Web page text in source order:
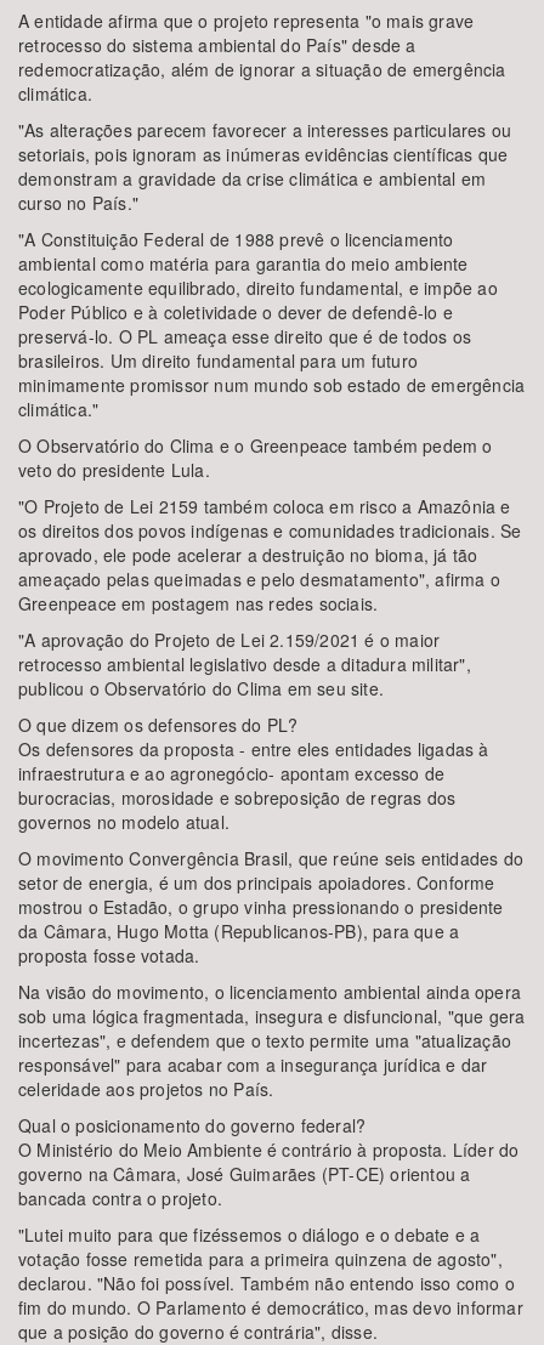
A entidade afirma que o projeto representa "o mais grave
retrocesso do sistema ambiental do País" desde a
redemocratização, além de ignorar a situação de emergência
climática.
"As alterações parecem favorecer a interesses particulares ou
setoriais, pois ignoram as inúmeras evidências científicas que
demonstram a gravidade da crise climática e ambiental em
curso no País."
"A Constituição Federal de 1988 prevê o licenciamento
ambiental como matéria para garantia do meio ambiente
ecologicamente equilibrado, direito fundamental, e impõe ao
Poder Público e à coletividade o dever de defendê-lo e
preservá-lo. O PL ameaça esse direito que é de todos os
brasileiros. Um direito fundamental para um futuro
minimamente promissor num mundo sob estado de emergência
climática."
O Observatório do Clima e o Greenpeace também pedem o
veto do presidente Lula.
"O Projeto de Lei 2159 também coloca em risco a Amazônia e
os direitos dos povos indígenas e comunidades tradicionais. Se
aprovado, ele pode acelerar a destruição no bioma, já tão
ameaçado pelas queimadas e pelo desmatamento", afirma o
Greenpeace em postagem nas redes sociais.
"A aprovação do Projeto de Lei 2.159/2021 é o maior
retrocesso ambiental legislativo desde a ditadura militar",
publicou o Observatório do Clima em seu site.
O que dizem os defensores do PL?
Os defensores da proposta - entre eles entidades ligadas à
infraestrutura e ao agronegócio- apontam excesso de
burocracias, morosidade e sobreposição de regras dos
governos no modelo atual.
O movimento Convergência Brasil, que reúne seis entidades do
setor de energia, é um dos principais apoiadores. Conforme
mostrou o Estadão, o grupo vinha pressionando o presidente
da Câmara, Hugo Motta (Republicanos-PB), para que a
proposta fosse votada.
Na visão do movimento, o licenciamento ambiental ainda opera
sob uma lógica fragmentada, insegura e disfuncional, "que gera
incertezas", e defendem que o texto permite uma "atualização
responsável" para acabar com a insegurança jurídica e dar
celeridade aos projetos no País.
Qual o posicionamento do governo federal?
O Ministério do Meio Ambiente é contrário à proposta. Líder do
governo na Câmara, José Guimarães (PT-CE) orientou a
bancada contra o projeto.
"Lutei muito para que fizéssemos o diálogo e o debate e a
votação fosse remetida para a primeira quinzena de agosto",
declarou. "Não foi possível. Também não entendo isso como o
fim do mundo. O Parlamento é democrático, mas devo informar
que a posição do governo é contrária", disse.